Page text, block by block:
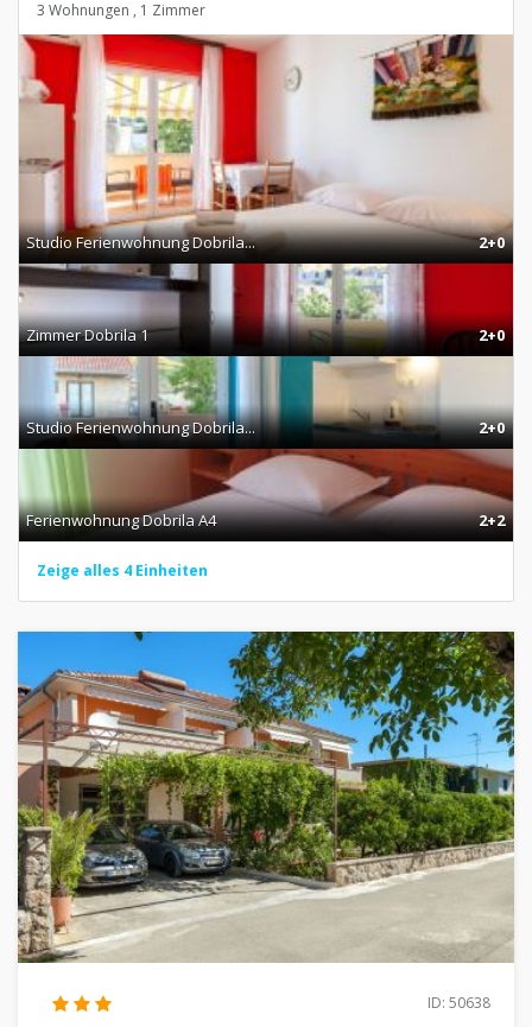
3 Wohnungen , 1 Zimmer
Studio Ferienwohnung Dobrila... 2+0
Zimmer Dobrila 1 2+0
Studio Ferienwohnung Dobrila... 2+0
Ferienwohnung Dobrila A4 2+2
Zeige alles 4 Einheiten
ID: 50638